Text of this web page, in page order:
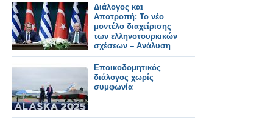
Διάλογος και
Αποτροπή: Το νέο
μοντέλο διαχείρισης
των ελληνοτουρκικών
σχέσεων – Ανάλυση
του Κωνσταντίνου
Μπαλωμένου
Εποικοδομητικός
διάλογος χωρίς
συμφωνία